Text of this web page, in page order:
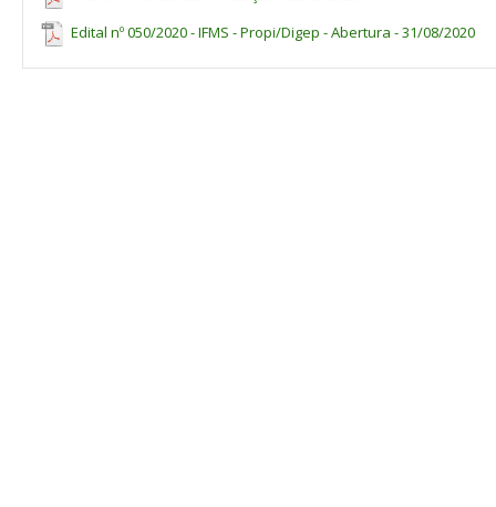
A constatação de má-fé nas declarações prestadas no
pertinentes, além de sua desclassificação deste certame, sem
A efetivação da inscrição pelo servidor implica no
Edital nº 050/2020 - IFMS - Propi/Digep - Abertura - 31/08/2020